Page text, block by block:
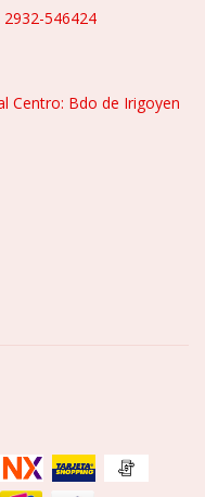
546424
Centro: Bdo de Irigoyen